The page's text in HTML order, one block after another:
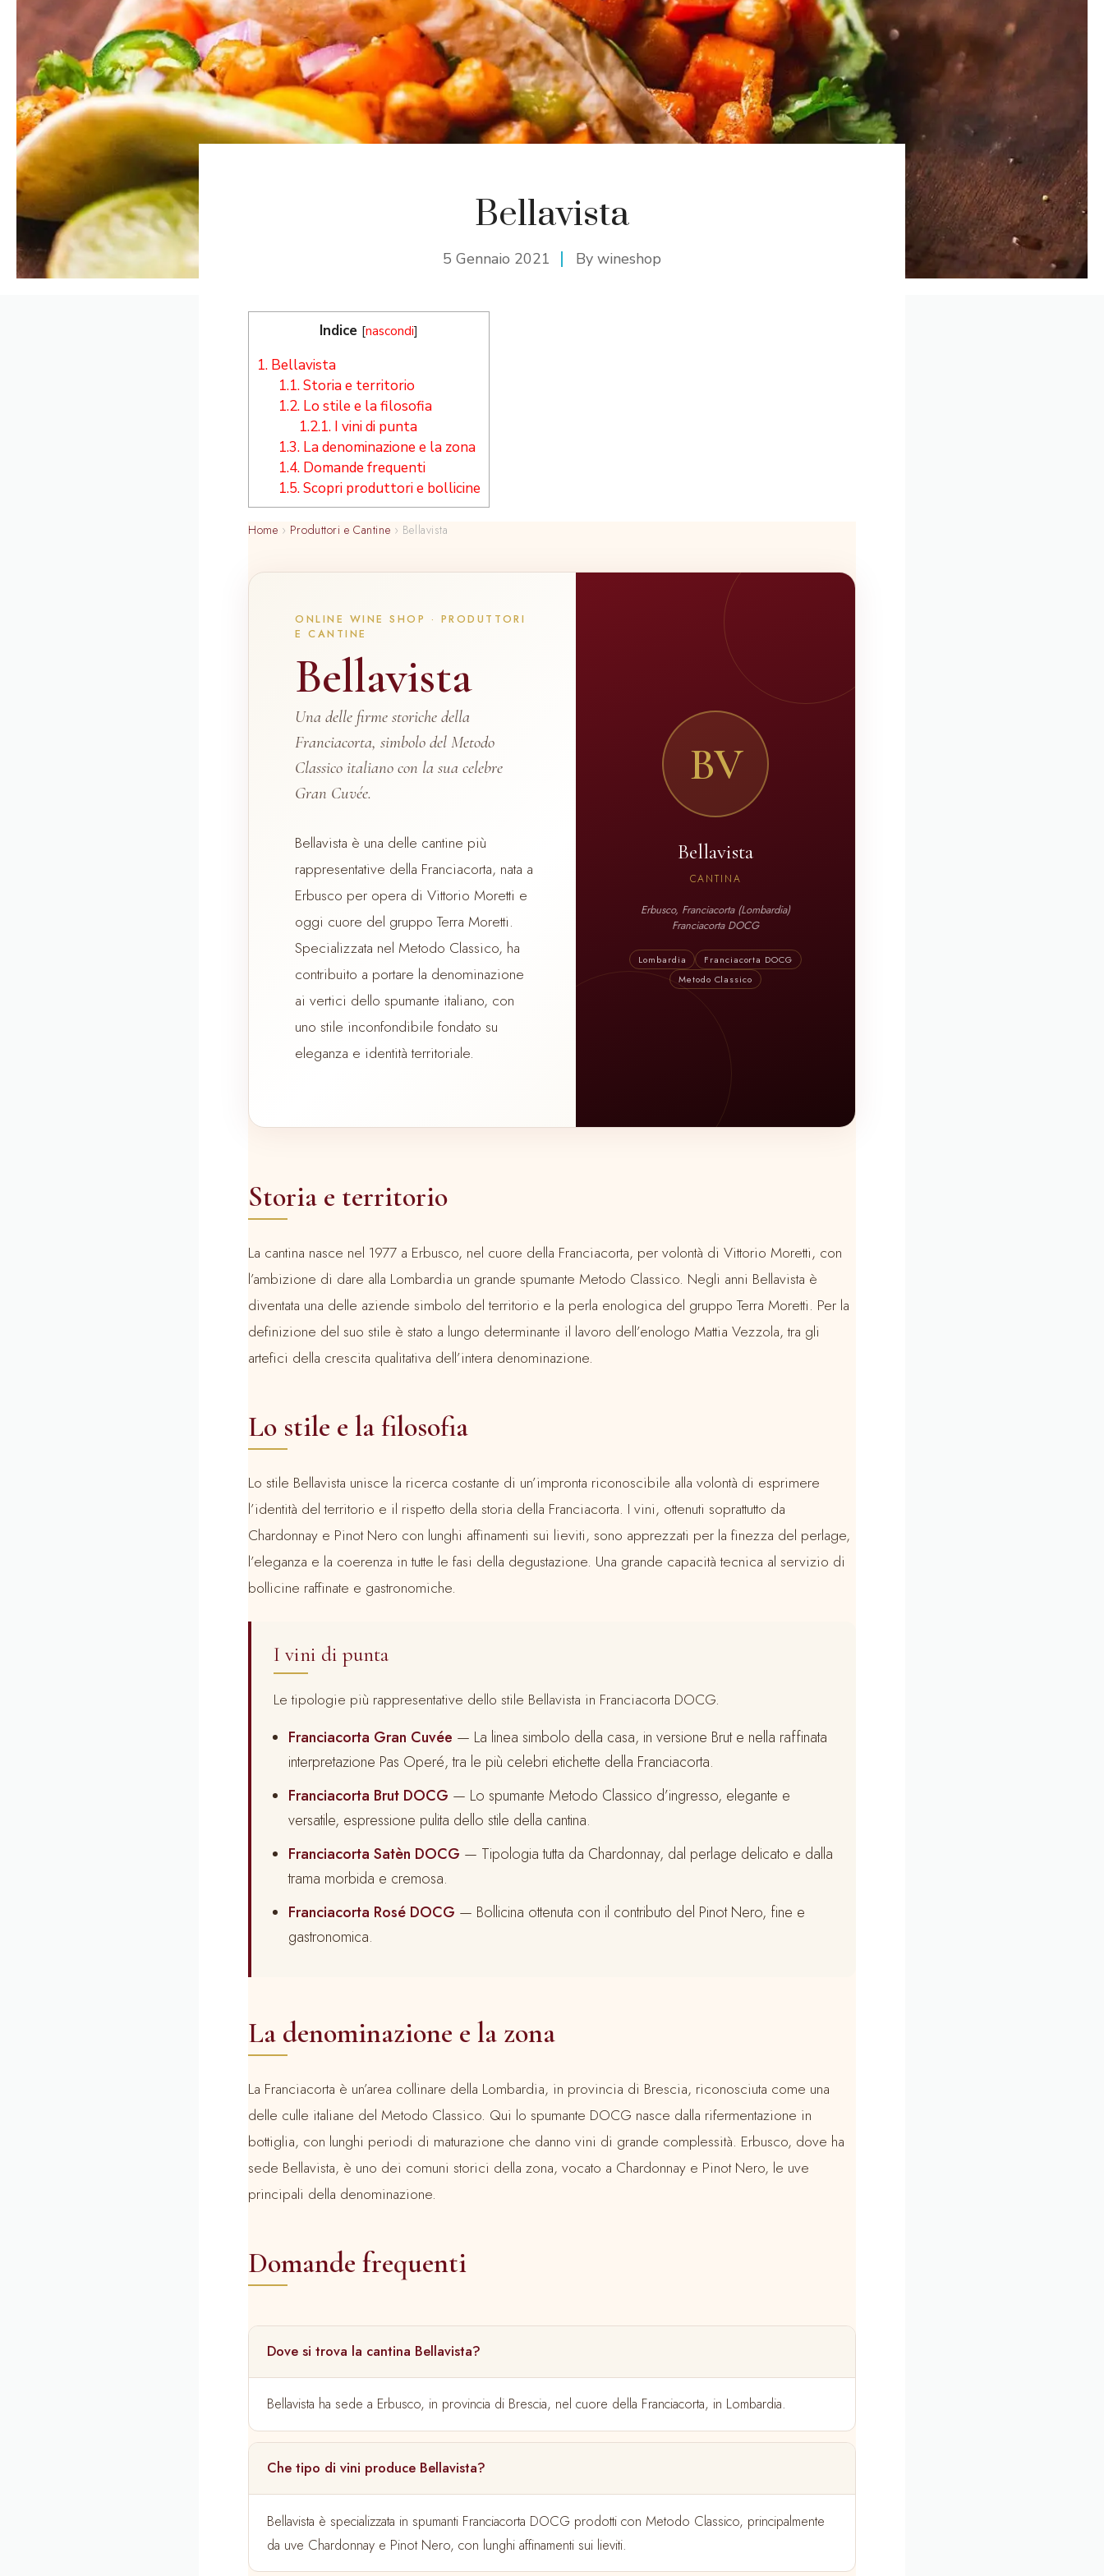
Bellavista
5 Gennaio 2021 By wineshop
Indice [nascondi]
1. Bellavista
1.1.Storia e territorio
1.2.Lo stile e la filosofia
1.2.1. I vini di punta
1.3.La denominazione e la zona
1.4.Domande frequenti
1.5.Scopri produttori e bollicine
Home › Produttori e Cantine › Bellavista
ONLINE WINE SHOP · PRODUTTORI
E CANTINE
Bellavista
Una delle firme storiche della
Franciacorta, simbolo del Metodo
Classico italiano con la sua celebre
Gran Cuvée.
Bellavista è una delle cantine più
rappresentative della Franciacorta, nata a
Erbusco per opera di Vittorio Moretti e
oggi cuore del gruppo Terra Moretti.
Specializzata nel Metodo Classico, ha
contribuito a portare la denominazione
ai vertici dello spumante italiano, con
uno stile inconfondibile fondato su
eleganza e identità territoriale.
BV
Bellavista
CANTINA
Erbusco, Franciacorta (Lombardia)
Franciacorta DOCG
Lombardia
Franciacorta DOCG
Metodo Classico
Storia e territorio
La cantina nasce nel 1977 a Erbusco, nel cuore della Franciacorta, per volontà di Vittorio Moretti, con
l’ambizione di dare alla Lombardia un grande spumante Metodo Classico. Negli anni Bellavista è
diventata una delle aziende simbolo del territorio e la perla enologica del gruppo Terra Moretti. Per la
definizione del suo stile è stato a lungo determinante il lavoro dell’enologo Mattia Vezzola, tra gli
artefici della crescita qualitativa dell’intera denominazione.
Lo stile e la filosofia
Lo stile Bellavista unisce la ricerca costante di un’impronta riconoscibile alla volontà di esprimere
l’identità del territorio e il rispetto della storia della Franciacorta. I vini, ottenuti soprattutto da
Chardonnay e Pinot Nero con lunghi affinamenti sui lieviti, sono apprezzati per la finezza del perlage,
l’eleganza e la coerenza in tutte le fasi della degustazione. Una grande capacità tecnica al servizio di
bollicine raffinate e gastronomiche.
I vini di punta
Le tipologie più rappresentative dello stile Bellavista in Franciacorta DOCG.
Franciacorta Gran Cuvée — La linea simbolo della casa, in versione Brut e nella raffinata
interpretazione Pas Operé, tra le più celebri etichette della Franciacorta.
Franciacorta Brut DOCG — Lo spumante Metodo Classico d’ingresso, elegante e
versatile, espressione pulita dello stile della cantina.
Franciacorta Satèn DOCG — Tipologia tutta da Chardonnay, dal perlage delicato e dalla
trama morbida e cremosa.
Franciacorta Rosé DOCG — Bollicina ottenuta con il contributo del Pinot Nero, fine e
gastronomica.
La denominazione e la zona
La Franciacorta è un’area collinare della Lombardia, in provincia di Brescia, riconosciuta come una
delle culle italiane del Metodo Classico. Qui lo spumante DOCG nasce dalla rifermentazione in
bottiglia, con lunghi periodi di maturazione che danno vini di grande complessità. Erbusco, dove ha
sede Bellavista, è uno dei comuni storici della zona, vocato a Chardonnay e Pinot Nero, le uve
principali della denominazione.
Domande frequenti
Dove si trova la cantina Bellavista?
Bellavista ha sede a Erbusco, in provincia di Brescia, nel cuore della Franciacorta, in Lombardia.
Che tipo di vini produce Bellavista?
Bellavista è specializzata in spumanti Franciacorta DOCG prodotti con Metodo Classico, principalmente
da uve Chardonnay e Pinot Nero, con lunghi affinamenti sui lieviti.